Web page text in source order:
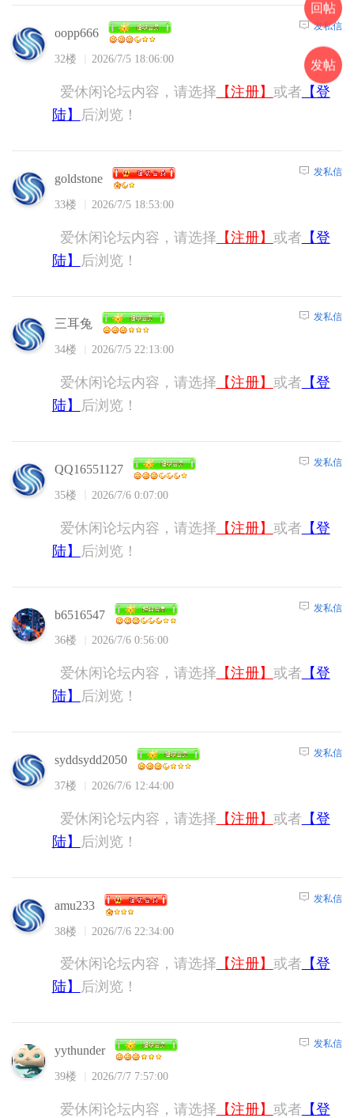
oopp666
32楼 2026/7/5 18:06:00
发私信
爱休闲论坛内容，请选择 【注册】 或者 【登
陆】
后浏览！
goldstone
33楼 2026/7/5 18:53:00
发私信
爱休闲论坛内容，请选择 【注册】 或者 【登
陆】
后浏览！
三耳兔
34楼 2026/7/5 22:13:00
发私信
爱休闲论坛内容，请选择 【注册】 或者 【登
陆】
后浏览！
QQ16551127
35楼 2026/7/6 0:07:00
发私信
爱休闲论坛内容，请选择 【注册】 或者 【登
陆】
后浏览！
b6516547
36楼 2026/7/6 0:56:00
发私信
爱休闲论坛内容，请选择 【注册】 或者 【登
陆】
后浏览！
syddsydd2050
37楼 2026/7/6 12:44:00
发私信
爱休闲论坛内容，请选择 【注册】 或者 【登
陆】
后浏览！
amu233
38楼 2026/7/6 22:34:00
发私信
爱休闲论坛内容，请选择 【注册】 或者 【登
陆】
后浏览！
yythunder
39楼 2026/7/7 7:57:00
发私信
爱休闲论坛内容，请选择 【注册】 或者 【登
回帖
发帖